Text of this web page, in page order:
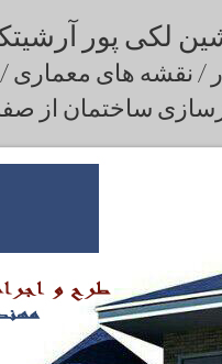
لکی پور
ساختمان از صفر